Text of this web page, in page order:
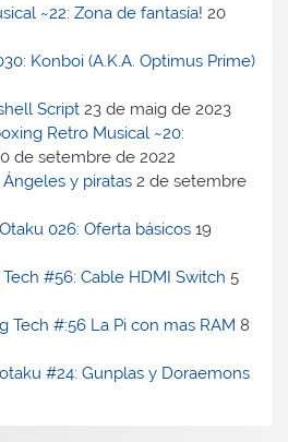
~22: Zona de fantasía! 20
Konboi (A.K.A. Optimus Prime)
Script 23 de maig de 2023
Retro Musical ~20:
de setembre de 2022
y piratas 2 de setembre
026: Oferta básicos 19
#56: Cable HDMI Switch 5
Tech #:56 La Pi con mas RAM 8
#24: Gunplas y Doraemons